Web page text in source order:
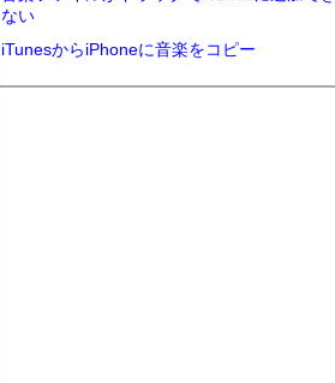
ない
iTunesからiPhoneに音楽をコピー